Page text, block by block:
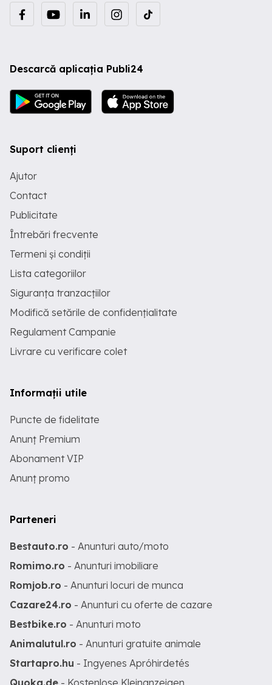
Descarcă aplicația Publi24
Suport clienți
Ajutor
Contact
Publicitate
Întrebări frecvente
Termeni și condiții
Lista categoriilor
Siguranța tranzacțiilor
Modifică setările de confidențialitate
Regulament Campanie
Livrare cu verificare colet
Informații utile
Puncte de fidelitate
Anunț Premium
Abonament VIP
Anunț promo
Parteneri
Bestauto.ro - Anunturi auto/moto
Romimo.ro - Anunturi imobiliare
Romjob.ro - Anunturi locuri de munca
Cazare24.ro - Anunturi cu oferte de cazare
Bestbike.ro - Anunturi moto
Animalutul.ro - Anunturi gratuite animale
Startapro.hu - Ingyenes Apróhirdetés